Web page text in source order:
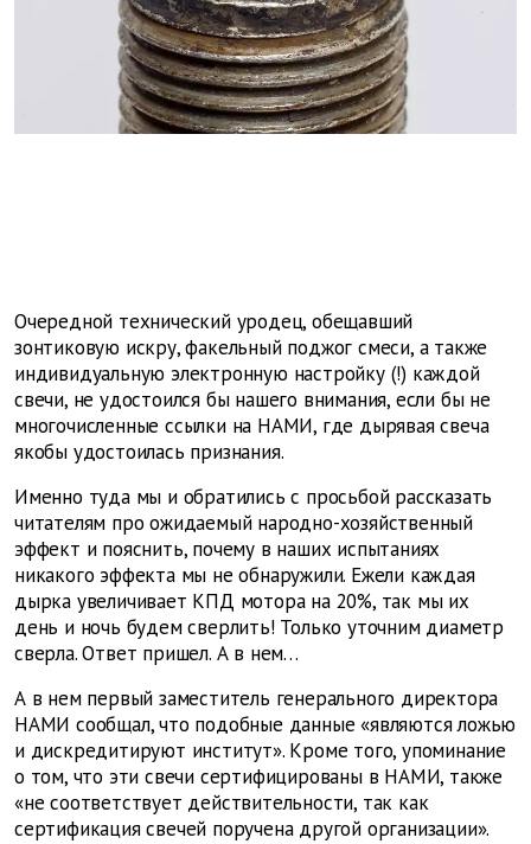
Очередной технический уродец, обещавший
зонтиковую искру, факельный поджог смеси, а также
индивидуальную электронную настройку (!) каждой
свечи, не удостоился бы нашего внимания, если бы не
многочисленные ссылки на НАМИ, где дырявая свеча
якобы удостоилась признания.
Именно туда мы и обратились с просьбой рассказать
читателям про ожидаемый народно-хозяйственный
эффект и пояснить, почему в наших испытаниях
никакого эффекта мы не обнаружили. Ежели каждая
дырка увеличивает КПД мотора на 20%, так мы их
день и ночь будем сверлить! Только уточним диаметр
сверла. Ответ пришел. А в нем…
А в нем первый заместитель генерального директора
НАМИ сообщал, что подобные данные «являются ложью
и дискредитируют институт». Кроме того, упоминание
о том, что эти свечи сертифицированы в НАМИ, также
«не соответствует действительности, так как
сертификация свечей поручена другой организации».